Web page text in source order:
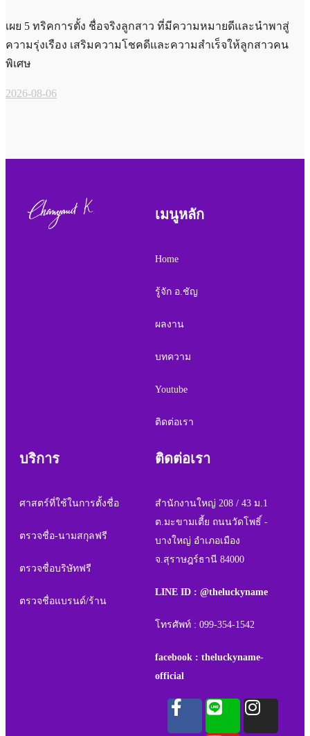
เผย 5 ทริคการตั้ง ชื่อจริงลูกสาว ที่มีความหมายดีและนำพาสู่
ความรุ่งเรือง เสริมความโชคดีและความสำเร็จให้ลูกสาวคน
พิเศษ
2026-08-06
เมนูหลัก
Home
รู้จัก อ.ชัญ
ผลงาน
บทความ
Youtube
ติดต่อเรา
บริการ
ศาสตร์ที่ใช้ในการตั้งชื่อ
ตรวจชื่อ-นามสกุลฟรี
ตรวจชื่อบริษัทฟรี
ตรวจชื่อแบรนด์/ร้าน
ติดต่อเรา
สำนักงานใหญ่ 208 / 43 ม.1
ต.มะขามเตี้ย ถนนวัดโพธิ์ -
บางใหญ่ อำเภอเมือง
จ.สุราษฎร์ธานี 84000
LINE ID : @theluckyname
โทรศัพท์ : 099-354-1542
facebook : theluckyname-
official